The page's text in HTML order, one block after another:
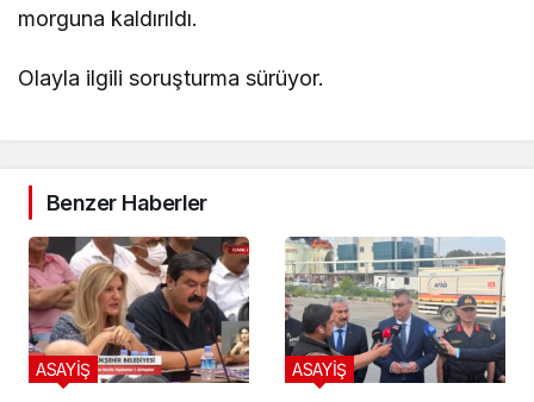
morguna kaldırıldı.
Olayla ilgili soruşturma sürüyor.
Benzer Haberler
ASAYİŞ ASAYİŞ